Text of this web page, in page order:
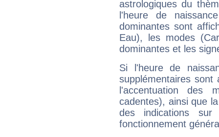
astrologiques du
l'heure de
dominantes sont
Eau), les modes
dominantes et les
Si l'heure de
supplémentaires sont
l'accentuation des
cadentes), ainsi que
des indications sur
fonctionnement